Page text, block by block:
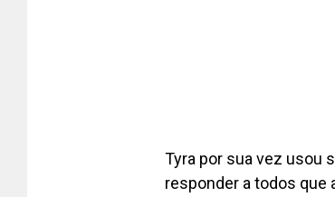
Tyra por sua vez usou
responder a todos que